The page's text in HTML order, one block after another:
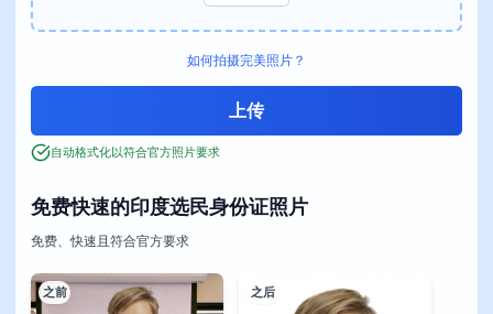
免费快速的印度选民身份证照片
免费、快速且符合官方要求
之前 之后
如何拍摄完美照片？
自动格式化以符合官方照片要求